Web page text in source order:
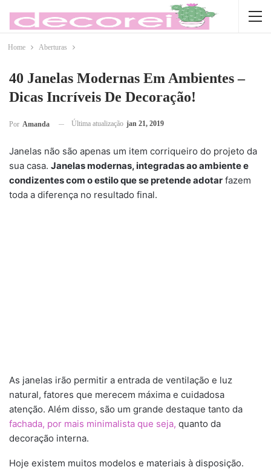
Home Aberturas
40 Janelas Modernas Em Ambientes –
Dicas Incríveis De Decoração!
Por Amanda Última atualização jan 21, 2019
Janelas não são apenas um item corriqueiro do projeto da
sua casa. Janelas modernas, integradas ao ambiente e
condizentes com o estilo que se pretende adotar fazem
toda a diferença no resultado final.
As janelas irão permitir a entrada de ventilação e luz
natural, fatores que merecem máxima e cuidadosa
atenção. Além disso, são um grande destaque tanto da
fachada, por mais minimalista que seja, quanto da
decoração interna.
Hoje existem muitos modelos e materiais à disposição.